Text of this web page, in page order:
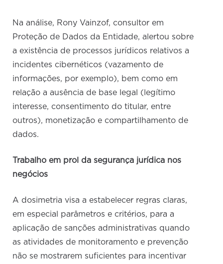
Na análise, Rony Vainzof, consultor em
Proteção de Dados da Entidade, alertou sobre
a existência de processos jurídicos relativos a
incidentes cibernéticos (vazamento de
informações, por exemplo), bem como em
relação a ausência de base legal (legítimo
interesse, consentimento do titular, entre
outros), monetização e compartilhamento de
dados.
Trabalho em prol da segurança jurídica nos
negócios
A dosimetria visa a estabelecer regras claras,
em especial parâmetros e critérios, para a
aplicação de sanções administrativas quando
as atividades de monitoramento e prevenção
não se mostrarem suficientes para incentivar